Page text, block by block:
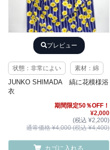
プレビュー
状態：非常によい 素材：綿
JUNKO SHIMADA 縞に花模様浴
衣
期間限定50％OFF！
¥2,000
(税込 ¥2,200)
通常価格 ¥4,000 (税込 ¥4,400)
カゴに入れる